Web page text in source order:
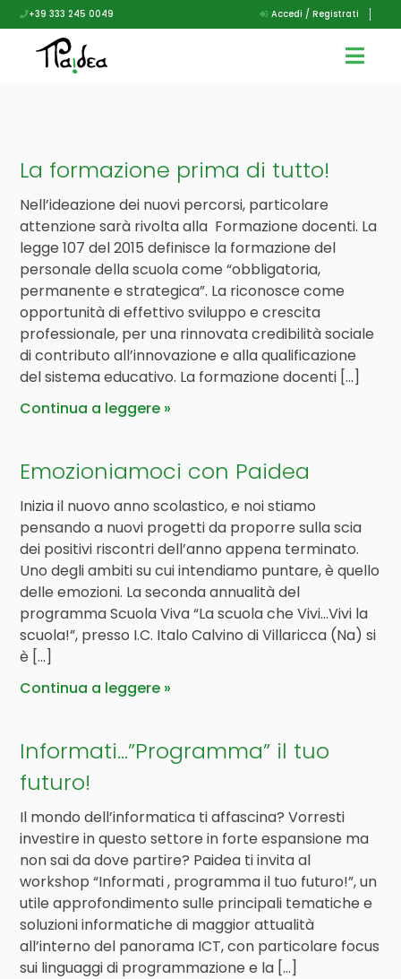
+39 333 245 0049 Accedi / Registrati
La formazione prima di tutto!
Nell’ideazione dei nuovi percorsi, particolare
attenzione sarà rivolta alla Formazione docenti. La
legge 107 del 2015 definisce la formazione del
personale della scuola come “obbligatoria,
permanente e strategica”. La riconosce come
opportunità di effettivo sviluppo e crescita
professionale, per una rinnovata credibilità sociale
di contributo all’innovazione e alla qualificazione
del sistema educativo. La formazione docenti […]
Continua a leggere
Emozioniamoci con Paidea
Inizia il nuovo anno scolastico, e noi stiamo
pensando a nuovi progetti da proporre sulla scia
dei positivi riscontri dell’anno appena terminato.
Uno degli ambiti su cui intendiamo puntare, è quello
delle emozioni. La seconda annualità del
programma Scuola Viva “La scuola che Vivi…Vivi la
scuola!”, presso I.C. Italo Calvino di Villaricca (Na) si
è […]
Continua a leggere
Informati…”Programma” il tuo
futuro!
Il mondo dell’informatica ti affascina? Vorresti
investire in questo settore in forte espansione ma
non sai da dove partire? Paidea ti invita al
workshop “Informati , programma il tuo futuro!”, un
utile approfondimento sulle principali tematiche e
soluzioni informatiche di maggior attualità
all’interno del panorama ICT, con particolare focus
sui linguaggi di programmazione e la […]